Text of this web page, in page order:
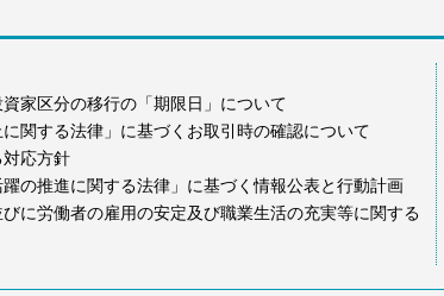
家区分の移行の「期限日」について
に関する法律」に基づくお取引時の確認について
応方針
躍の推進に関する法律」に基づく情報公表と行動計画
びに労働者の雇用の安定及び職業生活の充実等に関する